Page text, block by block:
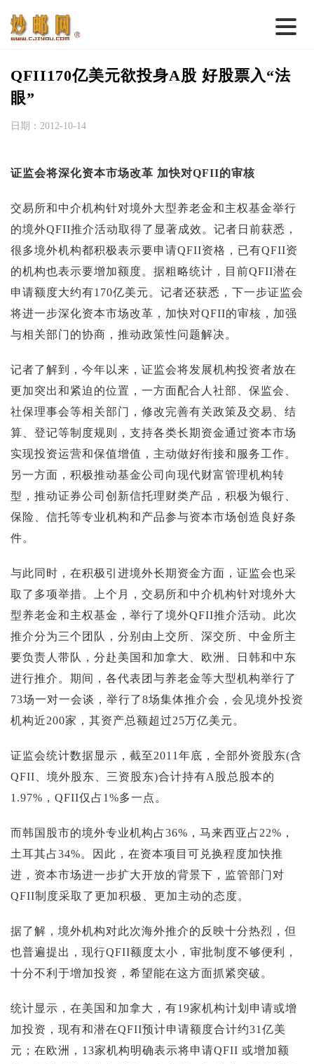
首 页
热点话题
邮币卡苑
实战论坛
新品预告
集藏资讯
投资论坛
QFII170亿美元欲投身A股 好股票入“法
眼”
日期：2012-10-14
证监会将深化资本市场改革 加快对QFII的审核
交易所和中介机构针对境外大型养老金和主权基金举行
的境外QFII推介活动取得了显著成效。记者日前获悉，
很多境外机构都积极表示要申请QFII资格，已有QFII资
的机构也表示要增加额度。据粗略统计，目前QFII潜在
申请额度大约有170亿美元。记者还获悉，下一步证监会
将进一步深化资本市场改革，加快对QFII的审核，加强
与相关部门的协商，推动政策性问题解决。
记者了解到，今年以来，证监会将发展机构投资者放在
更加突出和紧迫的位置，一方面配合人社部、保监会、
社保理事会等相关部门，修改完善有关政策及交易、结
算、登记等制度规则，支持各类长期资金通过资本市场
实现投资运营和保值增值，主动做好衔接和服务工作。
另一方面，积极推动基金公司向现代财富管理机构转
型，推动证券公司创新信托理财类产品，积极为银行、
保险、信托等专业机构和产品参与资本市场创造良好条
件。
与此同时，在积极引进境外长期资金方面，证监会也采
取了多项举措。上个月，交易所和中介机构针对境外大
型养老金和主权基金，举行了境外QFII推介活动。此次
推介分为三个团队，分别由上交所、深交所、中金所主
要负责人带队，分赴美国和加拿大、欧洲、日韩和中东
进行推介。期间，各代表团与养老金等大型机构举行了
73场一对一会谈，举行了8场集体推介会，会见境外投资
机构近200家，其资产总额超过25万亿美元。
证监会统计数据显示，截至2011年底，全部外资股东(含
QFII、境外股东、三资股东)合计持有A股总股本的
1.97%，QFII仅占1%多一点。
而韩国股市的境外专业机构占36%，马来西亚占22%，
土耳其占34%。因此，在资本项目可兑换程度加快推
进，资本市场进一步扩大开放的背景下，监管部门对
QFII制度采取了更加积极、更加主动的态度。
据了解，境外机构对此次海外推介的反映十分热烈，但
也普遍提出，现行QFII额度太小，审批制度不够便利，
十分不利于增加投资，希望能在这方面抓紧突破。
统计显示，在美国和加拿大，有19家机构计划申请或增
加投资，现有和潜在QFII预计申请额度合计约31亿美
元；在欧洲，13家机构明确表示将申请QFII 或增加额